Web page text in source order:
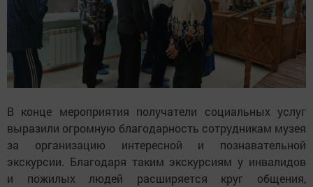
В конце мероприятия получатели социальных услуг
выразили огромную благодарность сотрудникам музея
за организацию интересной и познавательной
экскурсии. Благодаря таким экскурсиям у инвалидов
и пожилых людей расширяется круг общения,